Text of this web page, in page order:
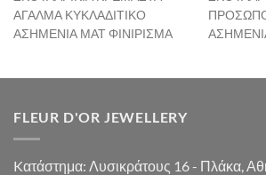
ΑΓΑΛΜΑ ΚΥΚΛΑΔΙΤΙΚΟ
ΑΣΗΜΕΝΙΑ ΜΑΤ ΦΙΝΙΡΙΣΜΑ
FLEUR D'OR JEWELLERY
Kατάστημα: Λυσικράτους 16 - Πλάκα,